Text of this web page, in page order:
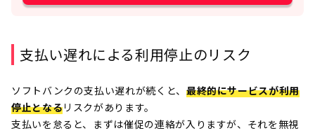
支払い遅れによる利用停止のリスク
ソフトバンクの支払い遅れが続くと、 最終的にサービスが利用
停止となるリスクがあります。
支払いを怠ると、まずは催促の連絡が入りますが、それを無視